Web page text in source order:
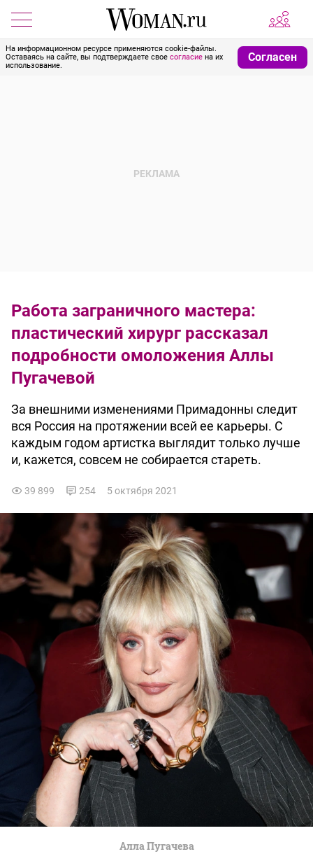
На информационном ресурсе применяются cookie-файлы.
Оставаясь на сайте, вы подтверждаете свое согласие на их
использование.
Согласен
Работа заграничного мастера:
пластический хирург рассказал
подробности омоложения Аллы
Пугачевой
За внешними изменениями Примадонны следит
вся Россия на протяжении всей ее карьеры. С
каждым годом артистка выглядит только лучше
и, кажется, совсем не собирается стареть.
39 899 254 5 октября 2021
Алла Пугачева